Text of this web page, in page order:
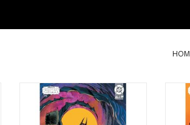
DC COMICS Absolute Batman
#19 Cover D Liam Sharp Variant
TOEVOEGEN AAN WINKELWAGEN